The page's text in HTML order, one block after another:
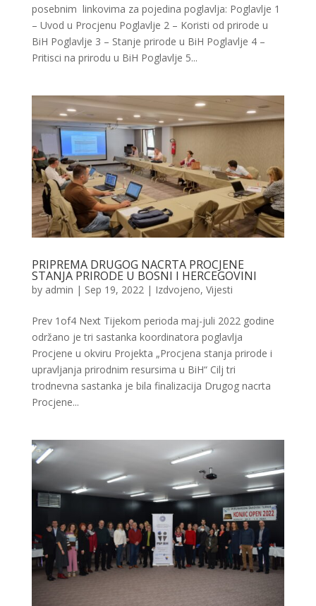
posebnim linkovima za pojedina poglavlja: Poglavlje 1
– Uvod u Procjenu Poglavlje 2 – Koristi od prirode u
BiH Poglavlje 3 – Stanje prirode u BiH Poglavlje 4 –
Pritisci na prirodu u BiH Poglavlje 5...
PRIPREMA DRUGOG NACRTA PROCJENE
STANJA PRIRODE U BOSNI I HERCEGOVINI
by admin | Sep 19, 2022| Izdvojeno, Vijesti
Prev 1of4 Next Tijekom perioda maj-juli 2022 godine
održano je tri sastanka koordinatora poglavlja
Procjene u okviru Projekta „Procjena stanja prirode i
upravljanja prirodnim resursima u BiH“ Cilj tri
trodnevna sastanka je bila finalizacija Drugog nacrta
Procjene...